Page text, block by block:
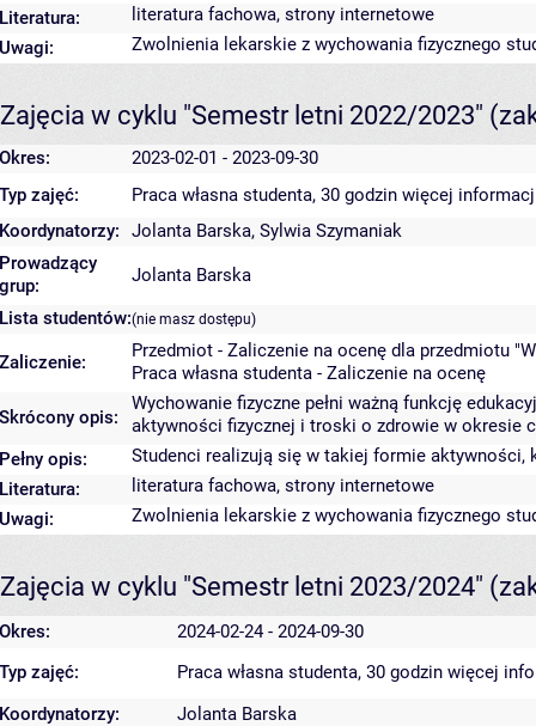
Literatura:
literatura fachowa, strony internetowe
Uwagi:
Zwolnienia lekarskie z wychowania fizycznego
Zajęcia w cyklu "Semestr letni 2022/2023"
Okres:
2023-02-01 - 2023-09-30
Typ zajęć:
Praca własna studenta, 30 godzin więcej
Koordynatorzy:
Jolanta Barska, Sylwia Szymaniak
Prowadzący
grup:
Jolanta Barska
Lista studentów:(nie masz dostępu)
Zaliczenie:
Przedmiot - Zaliczenie na ocenę dla przedmiotu
Praca własna studenta - Zaliczenie na ocenę
Skrócony opis:
Wychowanie fizyczne pełni ważną funkcję
aktywności fizycznej i troski o zdrowie w okresie
Pełny opis:
Studenci realizują się w takiej formie
Literatura:
literatura fachowa, strony internetowe
Uwagi:
Zwolnienia lekarskie z wychowania fizycznego
Zajęcia w cyklu "Semestr letni 2023/2024"
Okres:
2024-02-24 - 2024-09-30
Typ zajęć:
Praca własna studenta, 30 godzin więcej
Koordynatorzy:
Jolanta Barska